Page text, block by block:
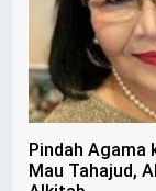
Pindah Agama
Mau Tahajud,